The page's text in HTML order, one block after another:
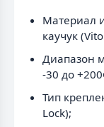
Материал
каучук
Диапазон
-30 до
Тип
Lock);